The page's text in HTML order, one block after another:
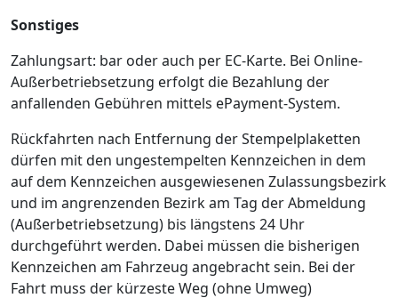
Sonstiges
Zahlungsart: bar oder auch per EC-Karte. Bei Online-
Außerbetriebsetzung erfolgt die Bezahlung der
anfallenden Gebühren mittels ePayment-System.
Rückfahrten nach Entfernung der Stempelplaketten
dürfen mit den ungestempelten Kennzeichen in dem
auf dem Kennzeichen ausgewiesenen Zulassungsbezirk
und im angrenzenden Bezirk am Tag der Abmeldung
(Außerbetriebsetzung) bis längstens 24 Uhr
durchgeführt werden. Dabei müssen die bisherigen
Kennzeichen am Fahrzeug angebracht sein. Bei der
Fahrt muss der kürzeste Weg (ohne Umweg)